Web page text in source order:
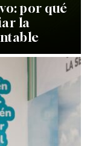
por qué
la